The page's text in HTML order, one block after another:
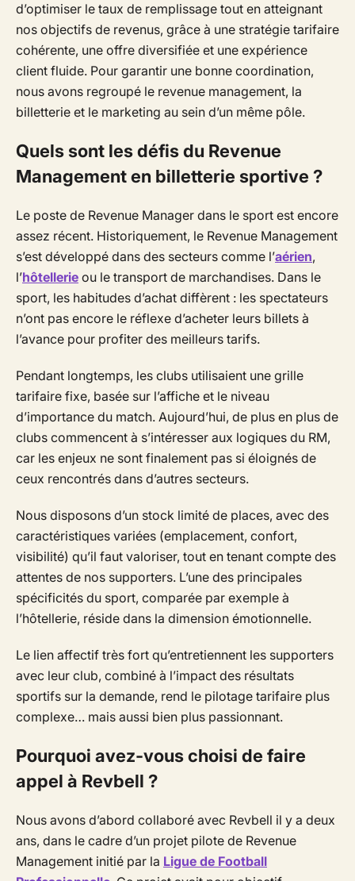
d’optimiser le taux de remplissage tout en atteignant
nos objectifs de revenus, grâce à une stratégie tarifaire
cohérente, une offre diversifiée et une expérience
client fluide. Pour garantir une bonne coordination,
nous avons regroupé le revenue management, la
billetterie et le marketing au sein d’un même pôle.
Quels sont les défis du Revenue
Management en billetterie sportive ?
Le poste de Revenue Manager dans le sport est encore
assez récent. Historiquement, le Revenue Management
s’est développé dans des secteurs comme l’aérien,
l’hôtellerie ou le transport de marchandises. Dans le
sport, les habitudes d’achat diffèrent : les spectateurs
n’ont pas encore le réflexe d’acheter leurs billets à
l’avance pour profiter des meilleurs tarifs.
Pendant longtemps, les clubs utilisaient une grille
tarifaire fixe, basée sur l’affiche et le niveau
d’importance du match. Aujourd’hui, de plus en plus de
clubs commencent à s’intéresser aux logiques du RM,
car les enjeux ne sont finalement pas si éloignés de
ceux rencontrés dans d’autres secteurs.
Nous disposons d’un stock limité de places, avec des
caractéristiques variées (emplacement, confort,
visibilité) qu’il faut valoriser, tout en tenant compte des
attentes de nos supporters. L’une des principales
spécificités du sport, comparée par exemple à
l’hôtellerie, réside dans la dimension émotionnelle.
Le lien affectif très fort qu’entretiennent les supporters
avec leur club, combiné à l’impact des résultats
sportifs sur la demande, rend le pilotage tarifaire plus
complexe… mais aussi bien plus passionnant.
Pourquoi avez-vous choisi de faire
appel à Revbell ?
Nous avons d’abord collaboré avec Revbell il y a deux
ans, dans le cadre d’un projet pilote de Revenue
Management initié par la Ligue de Football